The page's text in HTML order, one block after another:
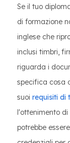
Se il tuo
di formazione
inglese che
inclusi timbri,
riguarda i
specifica cosa
suoi requisiti di
l'ottenimento di
potrebbe